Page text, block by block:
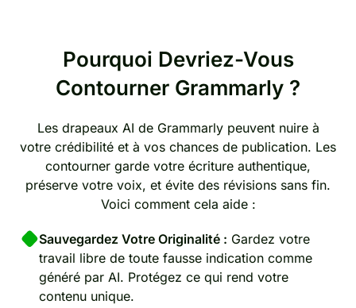
Pourquoi Devriez-Vous
Contourner Grammarly ?
Les drapeaux AI de Grammarly peuvent nuire à
votre crédibilité et à vos chances de publication. Les
contourner garde votre écriture authentique,
préserve votre voix, et évite des révisions sans fin.
Voici comment cela aide :
Sauvegardez Votre Originalité : Gardez votre
travail libre de toute fausse indication comme
généré par AI. Protégez ce qui rend votre
contenu unique.